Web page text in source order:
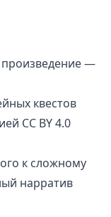
—
квестов
CC BY 4.0
к сложному
нарратив